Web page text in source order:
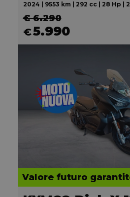
2024 | 9553 km | 292 cc | 28 Hp |
€ 6.290
€5.990
Valore futuro